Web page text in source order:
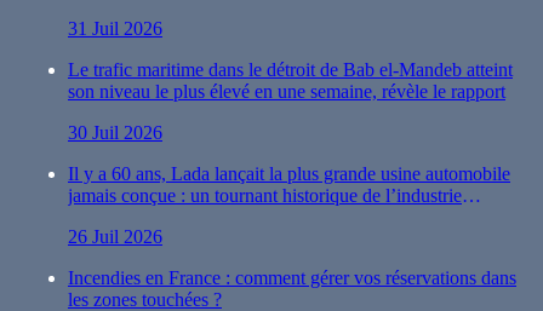
31 Juil 2026
Le trafic maritime dans le détroit de Bab el-Mandeb atteint
son niveau le plus élevé en une semaine, révèle le rapport
30 Juil 2026
Il y a 60 ans, Lada lançait la plus grande usine automobile
jamais conçue : un tournant historique de l’industrie
26 Juil 2026
Incendies en France : comment gérer vos réservations dans
les zones touchées ?